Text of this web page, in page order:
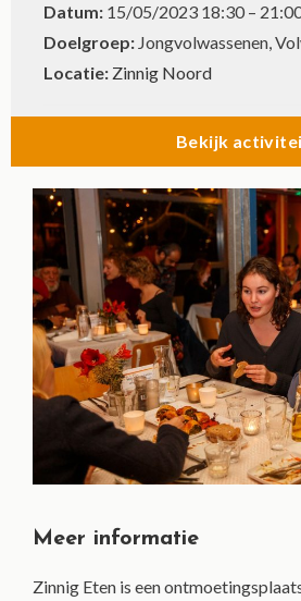
Datum: 15/05/2023 18:30 –
Doelgroep: Jongvolwassenen,
Locatie: Zinnig Noord
Bekijk
Meer informatie
Zinnig Eten is een